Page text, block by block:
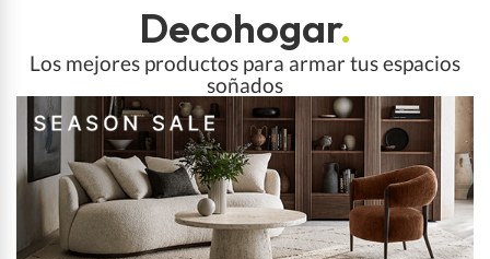
Decohogar.
Los mejores productos para armar tus espacios
soñados